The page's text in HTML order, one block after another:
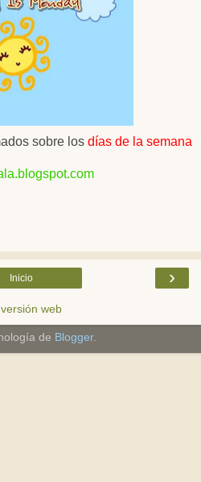
sobre los días de la semana
›
Inicio
web
de Blogger.